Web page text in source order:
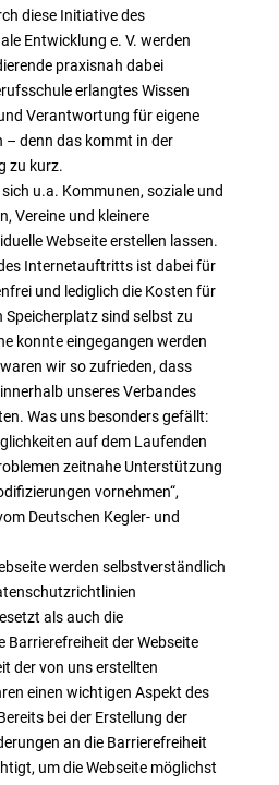
diese Initiative des
Entwicklung e. V. werden
praxisnah dabei
erlangtes Wissen
Verantwortung für eigene
– denn das kommt in der
zu kurz.
u.a. Kommunen, soziale und
Vereine und kleinere
Webseite erstellen lassen.
Internetauftritts ist dabei für
und lediglich die Kosten für
Speicherplatz sind selbst zu
konnte eingegangen werden
wir so zufrieden, dass
unseres Verbandes
Was uns besonders gefällt:
auf dem Laufenden
zeitnahe Unterstützung
vornehmen“,
Deutschen Kegler- und
werden selbstverständlich
als auch die
Barrierefreiheit der Webseite
der von uns erstellten
einen wichtigen Aspekt des
bei der Erstellung der
an die Barrierefreiheit
um die Webseite möglichst